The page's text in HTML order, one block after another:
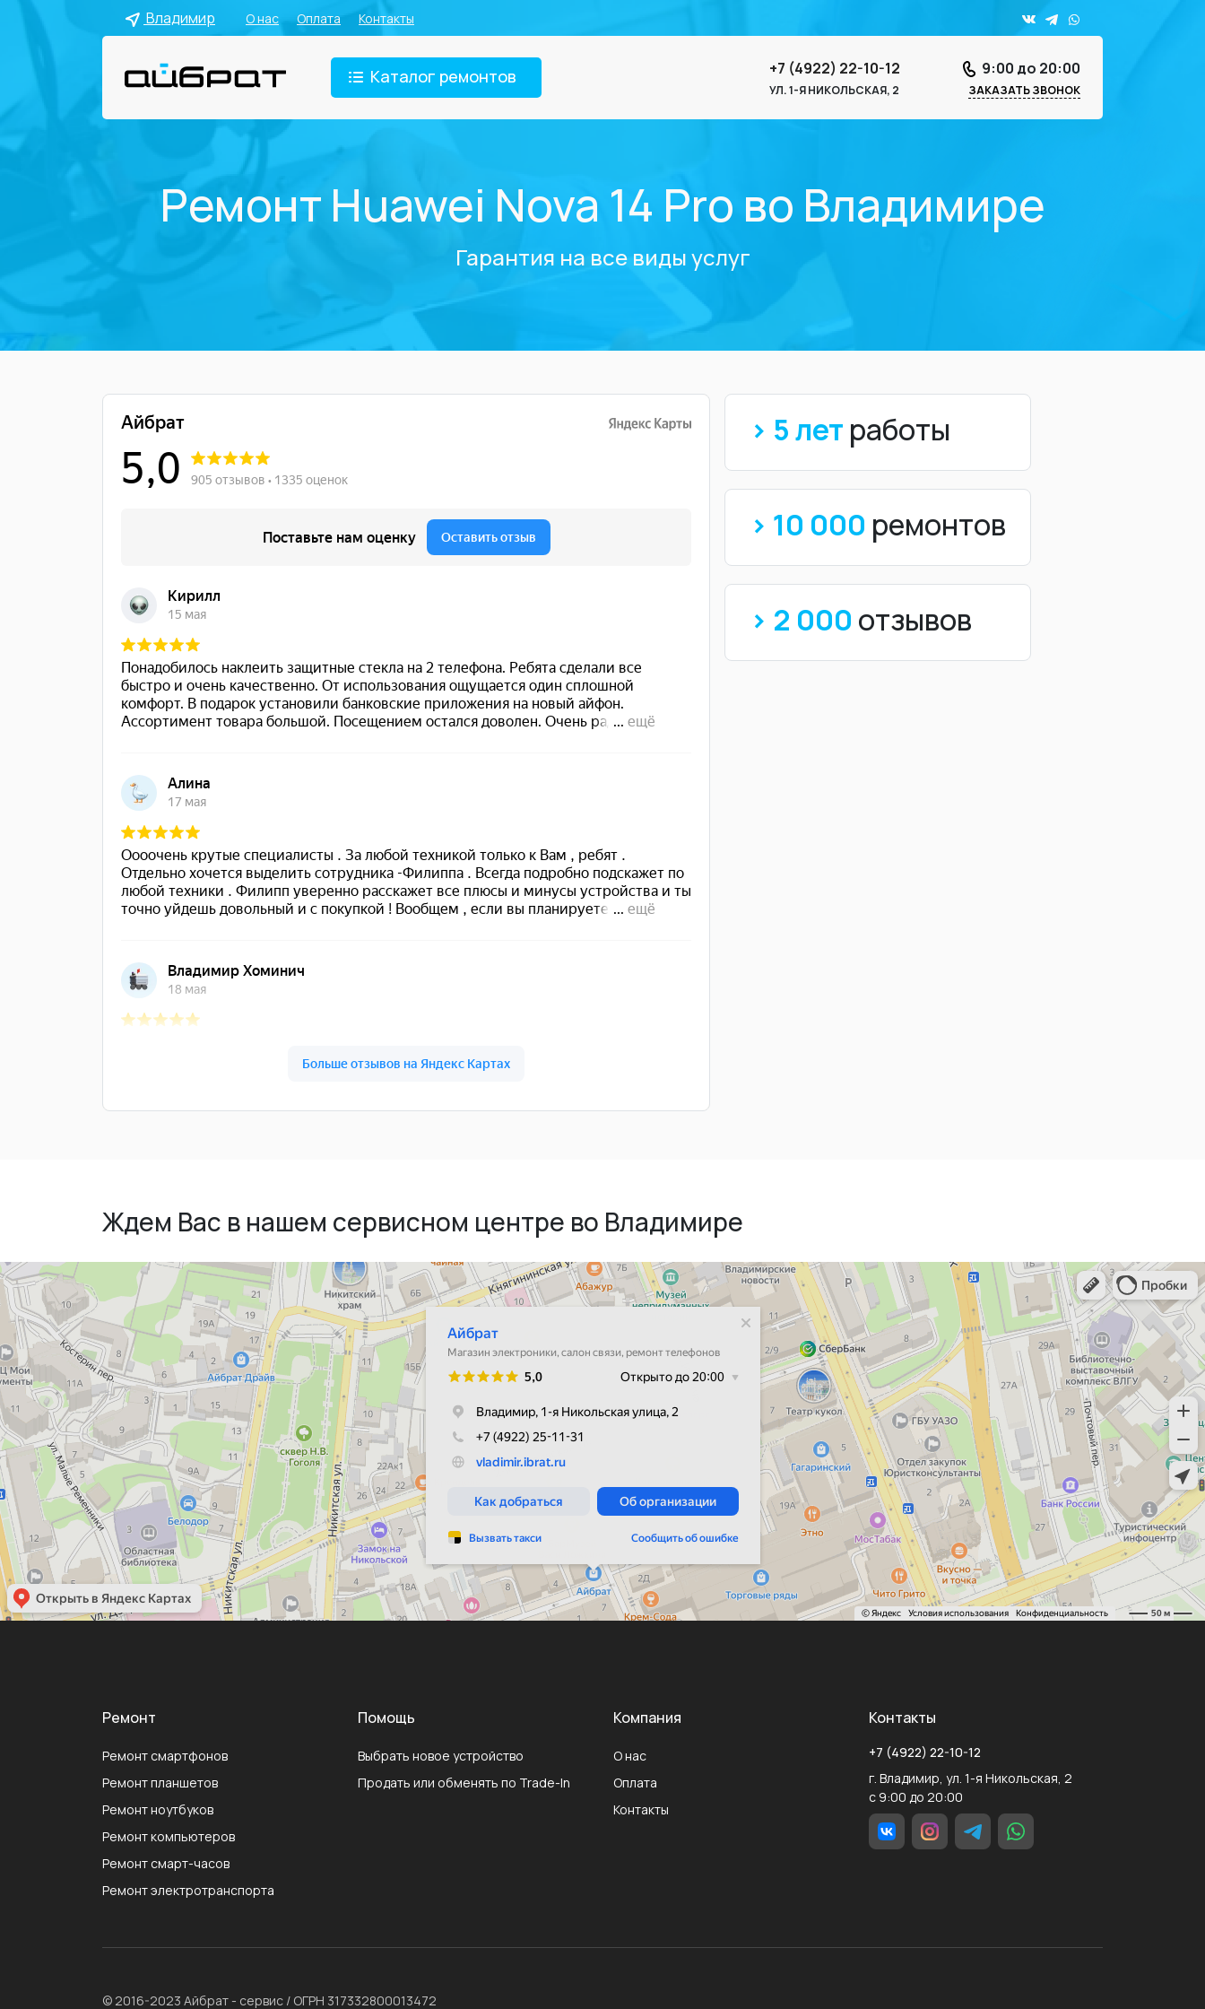
Владимир О нас Оплата Контакты
Каталог ремонтов +7 (4922) 22-10-12
УЛ. 1-Я НИКОЛЬСКАЯ, 2
9:00 до 20:00
ЗАКАЗАТЬ ЗВОНОК
Ремонт Huawei Nova 14 Pro во Владимире
Гарантия на все виды услуг
> 5 лет работы
> 10 000 ремонтов
> 2 000 отзывов
Ждем Вас в нашем сервисном центре во Владимире
Ремонт
Ремонт смартфонов
Ремонт планшетов
Ремонт ноутбуков
Ремонт компьютеров
Ремонт смарт-часов
Ремонт электротранспорта
Помощь
Выбрать новое устройство
Продать или обменять по Trade-In
Компания
О нас
Оплата
Контакты
Контакты
+7 (4922) 22-10-12
г. Владимир, ул. 1-я Никольская, 2
с 9:00 до 20:00
© 2016-2023 Айбрат - сервис / ОГРН 317332800013472